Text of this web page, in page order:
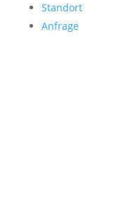
Standort
Anfrage